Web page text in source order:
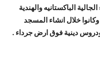
الباكستانيه والهندية
خلال انشاء المسجد
دينية فوق ارض جرداء .